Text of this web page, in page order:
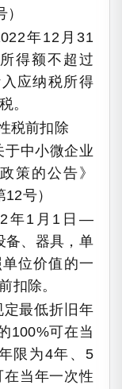
年12月31
得额不超过
应纳税所得
。
税前扣除
于中小微企业
策的公告》
号）
年1月1日—
备、器具，单
位价值的一
扣除。
最低折旧年
100%可在当
限为4年、5
当年一次性